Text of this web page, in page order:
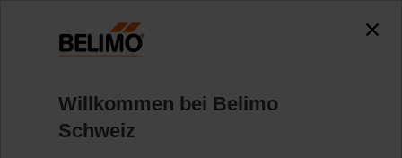
ZG-VRU01
Willkommen bei Belimo
Schweiz